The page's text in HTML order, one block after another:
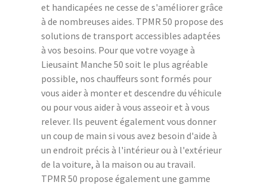
et handicapées ne cesse de s'améliorer grâce
à de nombreuses aides. TPMR 50 propose des
solutions de transport accessibles adaptées
à vos besoins. Pour que votre voyage à
Lieusaint Manche 50 soit le plus agréable
possible, nos chauffeurs sont formés pour
vous aider à monter et descendre du véhicule
ou pour vous aider à vous asseoir et à vous
relever. Ils peuvent également vous donner
un coup de main si vous avez besoin d'aide à
un endroit précis à l'intérieur ou à l'extérieur
de la voiture, à la maison ou au travail.
TPMR 50 propose également une gamme